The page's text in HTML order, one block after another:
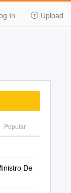
In Upload
Popular
De